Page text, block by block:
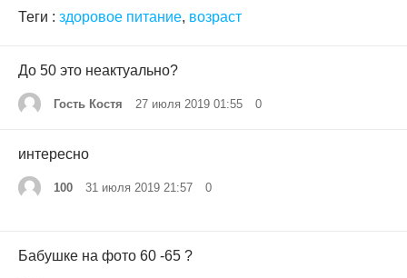
Теги : здоровое питание, возраст
До 50 это неактуально?
Гость Костя 27 июля 2019 01:55 0
интересно
100 31 июля 2019 21:57 0
Бабушке на фото 60 -65 ?